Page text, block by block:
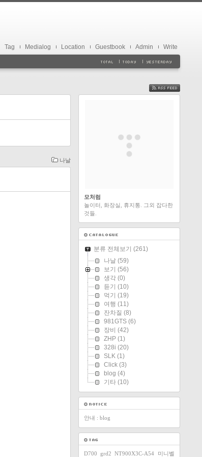
Tag Medialog Location Guestbook Admin Write
나날
FEED
모처럼
놀이터, 화장실, 휴지통. 그외 잡다한
것들.
분류 전체보기 (261)
나날(59)
보기 (56)
생각(0)
듣기 (10)
먹기 (19)
여행 (11)
잔차질 (8)
981GTS(6)
장비 (42)
ZHP(1)
328i (20)
SLK(1)
Click(3)
blog (4)
기타(10)
안내 : blog
D700 grd2 NT900X3C-A54 미니벨